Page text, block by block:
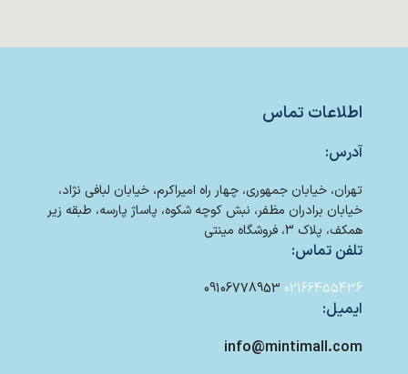
اطلاعات تماس
آدرس:
تهران، خیابان جمهوری، چهار راه امیراکرم، خیابان لبافی نژاد،
خیابان برادران مظفر، نبش کوچه شکوه، پاساژ پارسه، طبقه زیر
همکف، پلاک 3، فروشگاه مینتی
تلفن تماس:
02166455436
09106778953
ایمیل:
info@mintimall.com